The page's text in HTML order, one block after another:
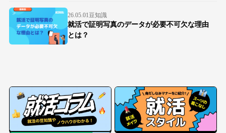
26.05.01豆知識
就活で証明写真のデータが必要不可欠な理由
とは？